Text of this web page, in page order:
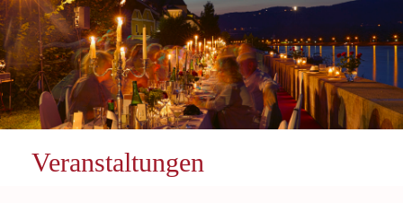
Veranstaltungen